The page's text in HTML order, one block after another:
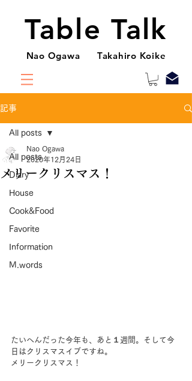
Table Talk
Nao Ogawa Takahiro Koike
記事
All posts
Diary
House
Cook&Food
Favorite
Information
M.words
All posts
メリークリスマス！
Nao Ogawa
2020年12月24日
たいへんだった今年も、あと１週間。そして今
日はクリスマスイブですね。
メリークリスマス！